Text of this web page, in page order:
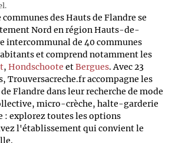
des Hauts de Flandre se
Nord en région Hauts-de-
intercommunal de 40 communes
et comprend notamment les
, Hondschoote etBergues. Avec 23
Trouversacreche.fr accompagne les
Flandre dans leur recherche de mode
micro-crèche, halte-garderie
: explorez toutes les options
l'établissement qui convient le